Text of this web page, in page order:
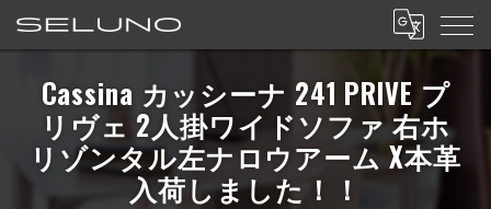
Cassina カッシーナ 241 PRIVE プ
リヴェ 2人掛ワイドソファ 右ホ
リゾンタル左ナロウアーム X本革
入荷しました！！